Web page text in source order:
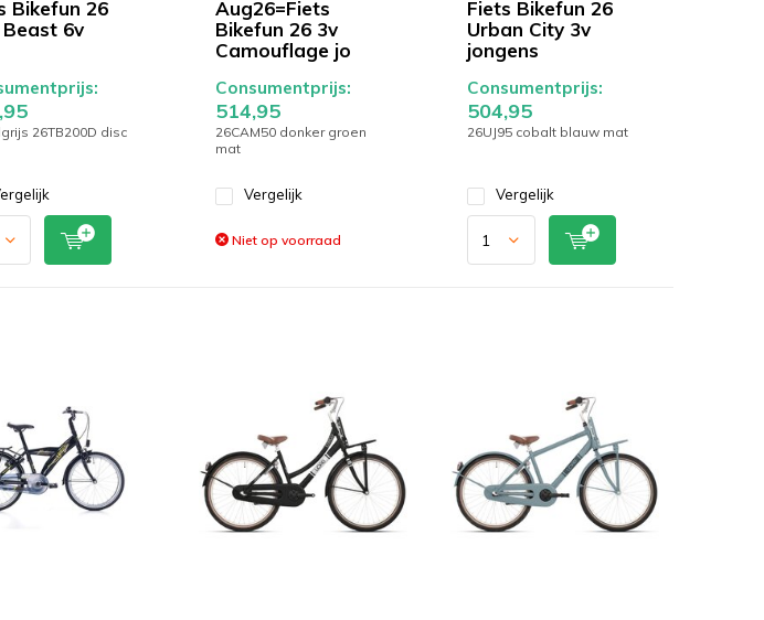
Bikefun 26
6v
26TB200D disc
Aug26=Fiets
Bikefun 26 3v
Camouflage jo
Consumentprijs:
514,95
26CAM50 donker groen
mat
Vergelijk
Niet op voorraad
Fiets Bikefun 26
Urban City 3v
jongens
Consumentprijs:
504,95
26UJ95 cobalt blauw mat
Vergelijk